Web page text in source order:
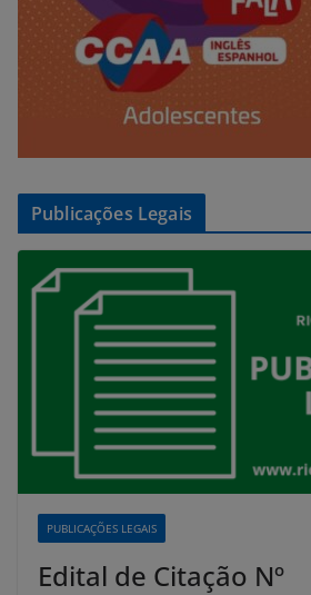
Publicações Legais
PUBLICAÇÕES LEGAIS
Edital de Citação Nº